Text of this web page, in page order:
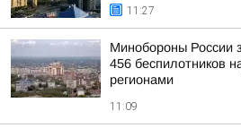
11:27
Минобороны России
456 беспилотников
регионами
11:09